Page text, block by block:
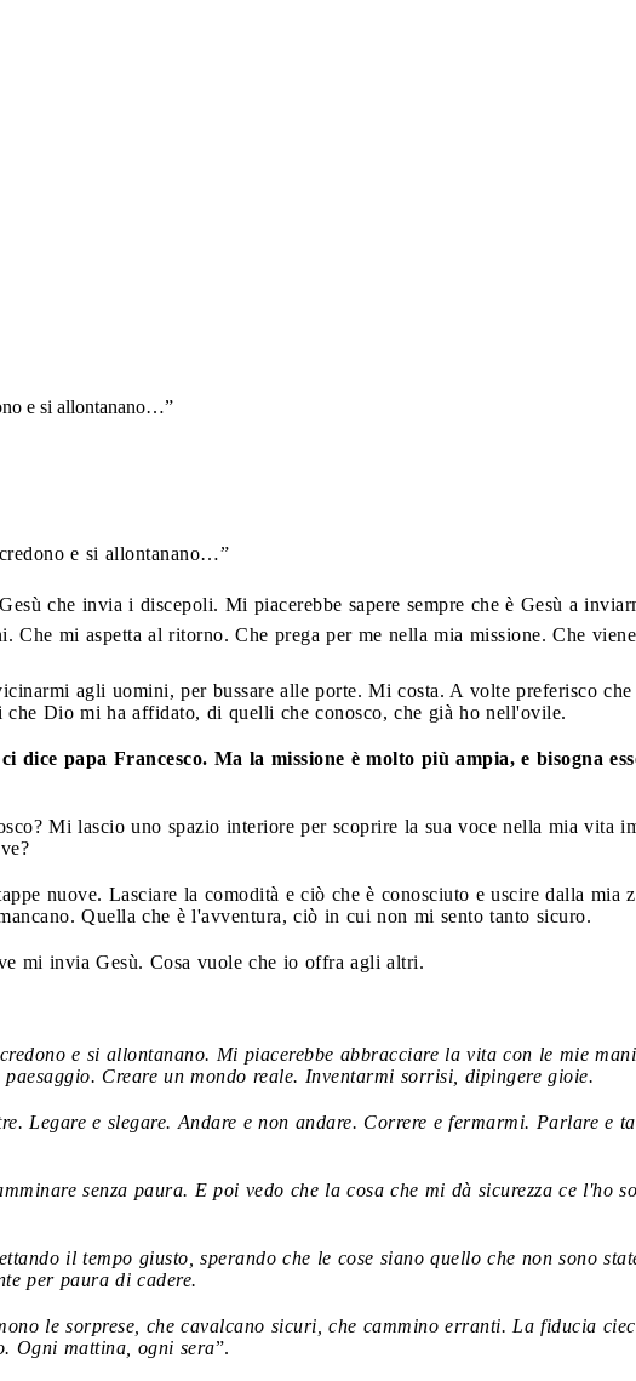
e si allontanano…”
e si allontanano…”
che invia i discepoli. Mi piacerebbe sapere sempre che è Gesù a
Che mi aspetta al ritorno. Che prega per me nella mia missione. Che
agli uomini, per bussare alle porte. Mi costa. A volte preferisco che
Dio mi ha affidato, di quelli che conosco, che già ho nell'ovile.
dice papa Francesco. Ma la missione è molto più ampia, e bisogna
Mi lascio uno spazio interiore per scoprire la sua voce nella mia vita
nuove. Lasciare la comodità e ciò che è conosciuto e uscire dalla mia
Quella che è l'avventura, ciò in cui non mi sento tanto sicuro.
mi invia Gesù. Cosa vuole che io offra agli altri.
e si allontanano. Mi piacerebbe abbracciare la vita con le mie mani
Creare un mondo reale. Inventarmi sorrisi, dipingere gioie.
Legare e slegare. Andare e non andare. Correre e fermarmi. Parlare e
senza paura. E poi vedo che la cosa che mi dà sicurezza ce l'ho
il tempo giusto, sperando che le cose siano quello che non sono
per paura di cadere.
le sorprese, che cavalcano sicuri, che cammino erranti. La fiducia
Ogni mattina, ogni sera”.